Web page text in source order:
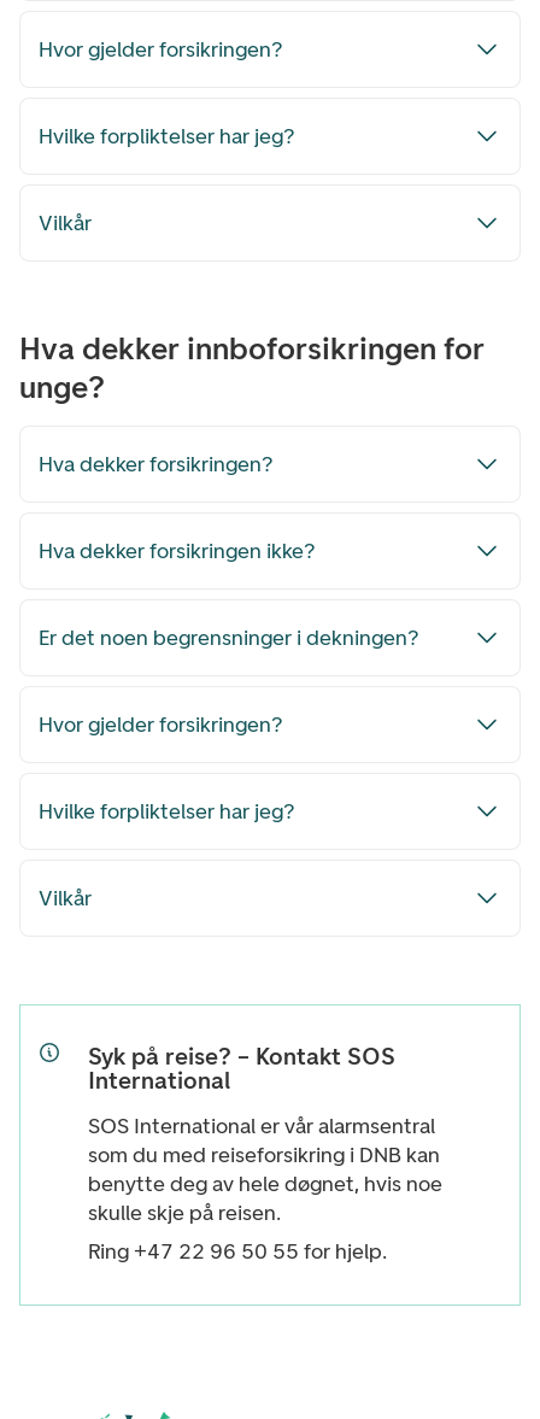
Hvor gjelder forsikringen?
Hvilke forpliktelser har jeg?
Vilkår
Hva dekker innboforsikringen for
unge?
Hva dekker forsikringen?
Hva dekker forsikringen ikke?
Er det noen begrensninger i dekningen?
Hvor gjelder forsikringen?
Hvilke forpliktelser har jeg?
Vilkår
Syk på reise? – Kontakt SOS
International
SOS International er vår alarmsentral
som du med reiseforsikring i DNB kan
benytte deg av hele døgnet, hvis noe
skulle skje på reisen.
Ring +47 22 96 50 55 for hjelp.